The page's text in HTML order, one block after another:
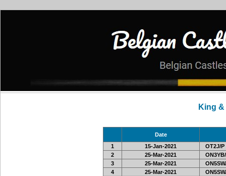
King &
Date
1
15-Jan-2021
OT2J/P
2
25-Mar-2021
3
25-Mar-2021
4
25-Mar-2021